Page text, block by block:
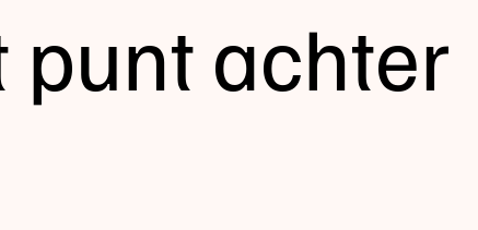
punt achter